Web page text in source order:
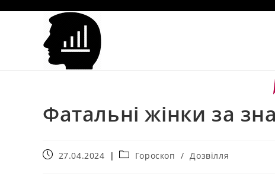
Фатальні жінки за
27.04.2024 Гороскоп / Дозвілля